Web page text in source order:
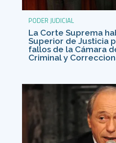
PODER JUDICIAL
La Corte Suprema
Superior de Justicia
fallos de la Cámara
Criminal y